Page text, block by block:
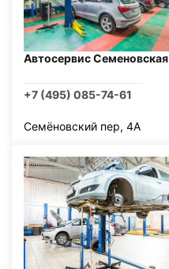
Автосервис Семеновская
+7 (495) 085-74-61
Семёновский пер, 4А